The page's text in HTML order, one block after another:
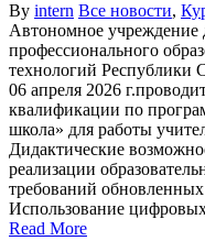
By intern Все новости,
Автономное учреждение
профессионального
технологий Республики
06 апреля 2026
квалификации по
школа» для работы
Дидактические
реализации
требований
Использование
Read More